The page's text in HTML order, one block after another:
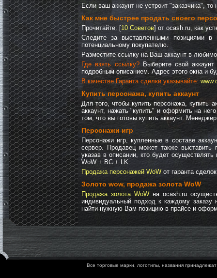
Если ваш аккаунт не устроит "заказчика",
Как мне быстрее продать своего
Прочитайте: [10 Советов] от ocash.ru, как
Cледите за выставленными позициями в
потенциальному покупателю.
Разместите ссылку на Ваш аккаунт в
Где взять ссылку?Выберите свой
подробным описанием. Адрес этого окна и
В качестве Гаранта сделки указывайте:
Купить персонажа, купить аккаунт
Для того, чтобы купить персонажа, купить
аккаунт, нажать "купить" и оформить на
том, что вы готовы купить аккаунт.
Персонажи игр
Персонажи игр, купленные в составе
сервер. Продавец может также выставить
указав в описании, кто будет
WoW + BC + LK.
Продажа персонажей WoWот гаранта
Золото wow, продажа золота WoW
Продажа золота WoWна ocash.ru
индивидуальный подход к каждому заказу
найти нужную Вам позицию в прайсе и
Все торговые марки, логотипы, названия